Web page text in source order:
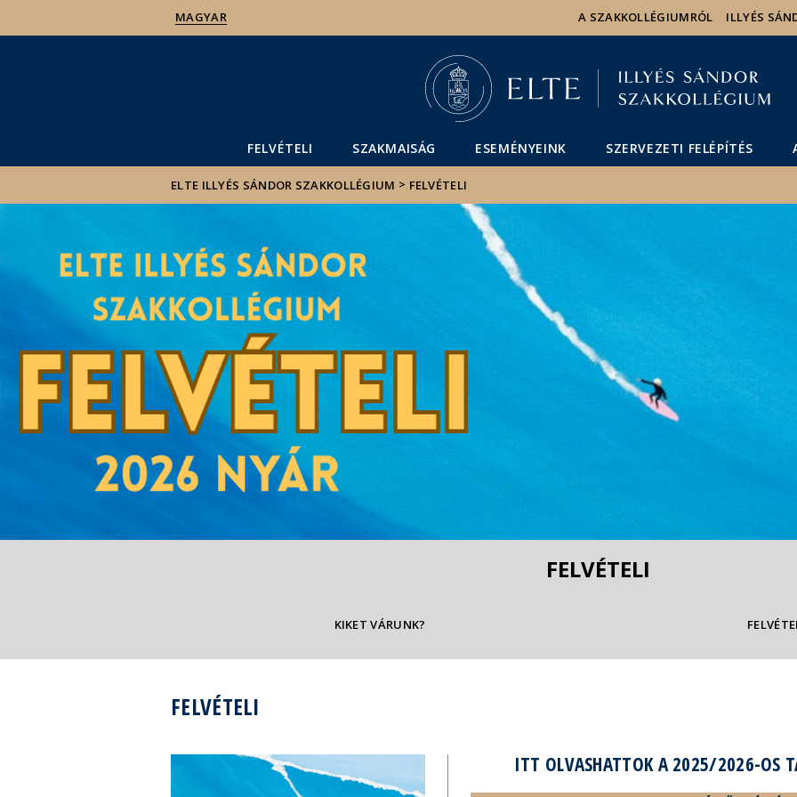
Hírek
Események
ELTE a
MAGYAR A SZAKKOLLÉGIUMRÓL ILLYÉS
FELVÉTELI SZAKMAISÁG ESEMÉNYEINK SZERVEZETI FELÉPÍTÉS
ELTE ILLYÉS SÁNDOR SZAKKOLLÉGIUM > FELVÉTELI
FELVÉTELI
KIKET VÁRUNK?
FELVÉTELI
ITT OLVASHATTOK A 2025/2026-OS